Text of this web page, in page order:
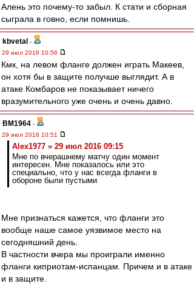
Алень это почему-то забыл. К стати и сборная
сыграла в говно, если помнишь.
kbvetal -
29 июл 2016 10:56
Кмк, на левом фланге должен играть Макеев,
он хотя бы в защите получше выглядит. А в
атаке Комбаров не показывает ничего
вразумительного уже очень и очень давно.
BM1964 -
29 июл 2016 10:51
Alex1977 » 29 июл 2016 09:15
Мне по вчерашнему матчу один момент
интересен. Мне показалось или это
специально, что у нас всегда фланги в
обороне были пустыми
Мне признаться кажется, что фланги это
вообще наше самое уязвимое место на
сегодняшний день.
В частности вчера мы проиграли именно
фланги киприотам-испанцам. Причем и в атаке
и в защите.